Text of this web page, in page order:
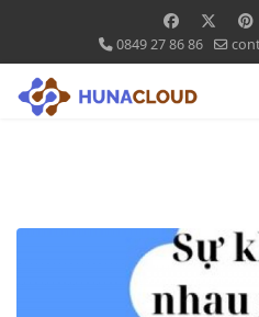
0849 27 86 86